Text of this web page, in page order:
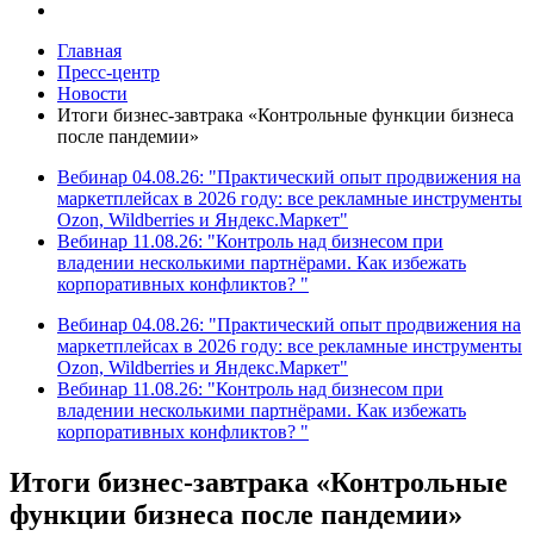
Главная
Пресс-центр
Новости
Итоги бизнес-завтрака «Контрольные функции бизнеса
после пандемии»
Вебинар 04.08.26: "Практический опыт продвижения на
маркетплейсах в 2026 году: все рекламные инструменты
Ozon, Wildberries и Яндекс.Маркет"
Вебинар 11.08.26: "Контроль над бизнесом при
владении несколькими партнёрами. Как избежать
корпоративных конфликтов? "
Вебинар 04.08.26: "Практический опыт продвижения на
маркетплейсах в 2026 году: все рекламные инструменты
Ozon, Wildberries и Яндекс.Маркет"
Вебинар 11.08.26: "Контроль над бизнесом при
владении несколькими партнёрами. Как избежать
корпоративных конфликтов? "
Итоги бизнес-завтрака «Контрольные
функции бизнеса после пандемии»